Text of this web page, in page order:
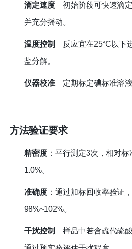
滴定速度 ：初始阶段可快速滴
并充分摇动。
温度控制 ：反应宜在25°C以下
盐分解。
仪器校准 ：定期标定碘标准溶
方法验证要求
精密度 ：平行测定3次，相对
1.0%。
准确度 ：通过加标回收率验证
98%~102%。
干扰控制 ：样品中若含硫代硫